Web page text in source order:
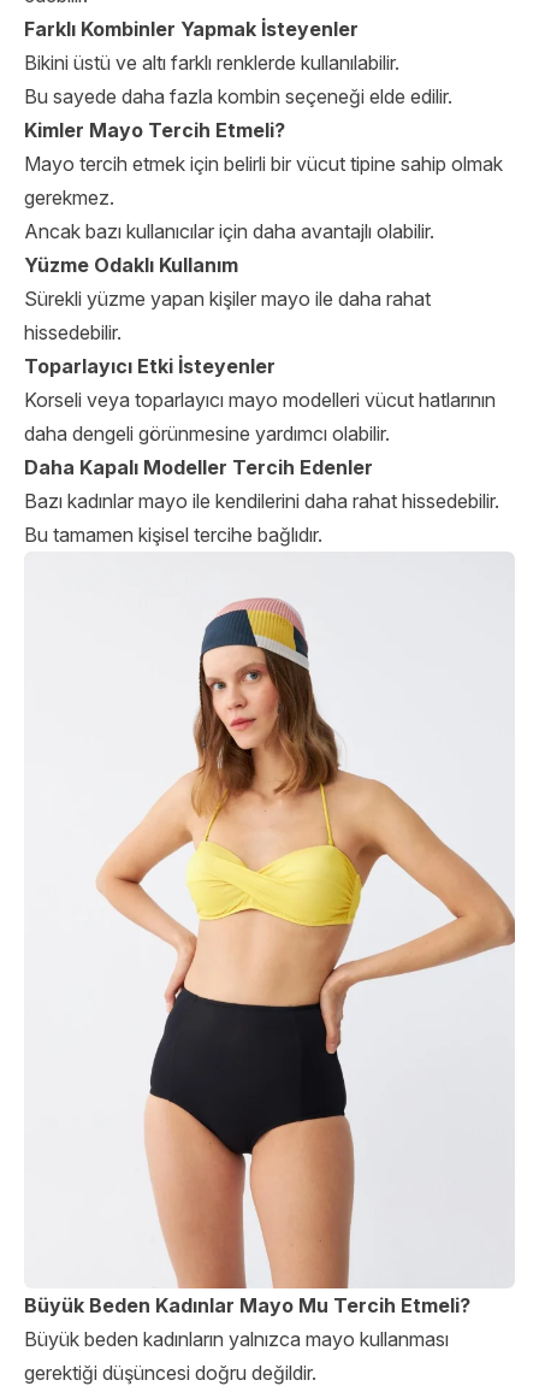
Farklı Kombinler Yapmak İsteyenler
Bikini üstü ve altı farklı renklerde kullanılabilir.
Bu sayede daha fazla kombin seçeneği elde edilir.
Kimler Mayo Tercih Etmeli?
Mayo tercih etmek için belirli bir vücut tipine sahip olmak
gerekmez.
Ancak bazı kullanıcılar için daha avantajlı olabilir.
Yüzme Odaklı Kullanım
Sürekli yüzme yapan kişiler mayo ile daha rahat
hissedebilir.
Toparlayıcı Etki İsteyenler
Korseli veya toparlayıcı mayo modelleri vücut hatlarının
daha dengeli görünmesine yardımcı olabilir.
Daha Kapalı Modeller Tercih Edenler
Bazı kadınlar mayo ile kendilerini daha rahat hissedebilir.
Bu tamamen kişisel tercihe bağlıdır.
Büyük Beden Kadınlar Mayo Mu Tercih Etmeli?
Büyük beden kadınların yalnızca mayo kullanması
gerektiği düşüncesi doğru değildir.